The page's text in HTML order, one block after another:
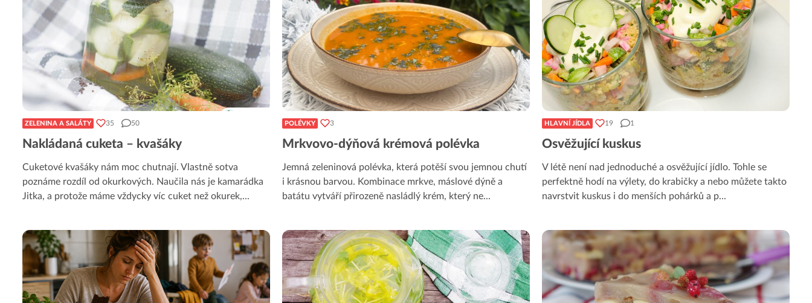
ZELENINA A SALÁTY 35 50
Nakládaná cuketa – kvašáky
Cuketové kvašáky nám moc chutnají. Vlastně sotva
poznáme rozdíl od okurkových. Naučila nás je kamarádka
Jitka, a protože máme vždycky víc cuket než okurek,...
POLÉVKY 3
Mrkvovo-dýňová krémová polévka
Jemná zeleninová polévka, která potěší svou jemnou chutí
i krásnou barvou. Kombinace mrkve, máslové dýně a
batátu vytváří přirozeně nasládlý krém, který ne...
HLAVNÍ JÍDLA 19 1
Osvěžující kuskus
V létě není nad jednoduché a osvěžující jídlo. Tohle se
perfektně hodí na výlety, do krabičky a nebo můžete takto
navrstvit kuskus i do menších pohárků a p...